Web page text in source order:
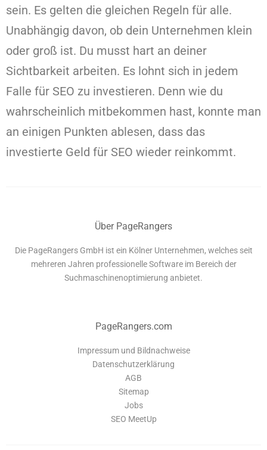
sein. Es gelten die gleichen Regeln für alle.
Unabhängig davon, ob dein Unternehmen klein
oder groß ist. Du musst hart an deiner
Sichtbarkeit arbeiten. Es lohnt sich in jedem
Falle für SEO zu investieren. Denn wie du
wahrscheinlich mitbekommen hast, konnte man
an einigen Punkten ablesen, dass das
investierte Geld für SEO wieder reinkommt.
Über PageRangers
Die PageRangers GmbH ist ein Kölner Unternehmen, welches seit
mehreren Jahren professionelle Software im Bereich der
Suchmaschinenoptimierung anbietet.
PageRangers.com
Impressum und Bildnachweise
Datenschutzerklärung
AGB
Sitemap
Jobs
SEO MeetUp